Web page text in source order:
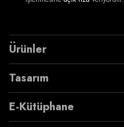
Ürünler
Tasarım
E-Kütüphane